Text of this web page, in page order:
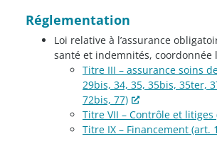
Réglementation
Loi relative à l’assurance
santé et indemnités, coordonnée
Titre III – assurance soins
29bis, 34, 35, 35bis, 35ter,
72bis, 77)
Titre VII – Contrôle et litiges
Titre IX – Financement (art.